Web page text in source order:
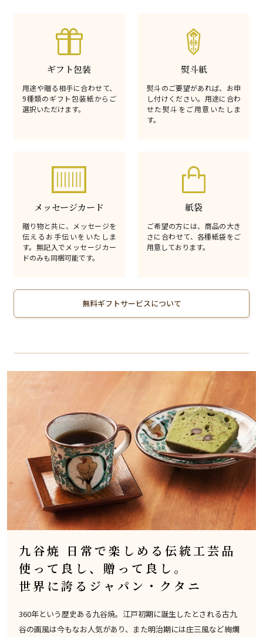
ギフト包装
用途や贈る相手に合わせて、
9種類のギフト包装紙からご
選択いただけます。
熨斗紙
熨斗のご要望があれば、お申
し付けください。用途に合わ
せた熨斗をご用意いたしま
す。
メッセージカード
贈り物と共に、メッセージを
伝えるお手伝いをいたしま
す。無記入でメッセージカー
ドのみも同梱可能です。
紙袋
ご希望の方には、商品の大き
さに合わせて、各種紙袋をご
用意しております。
無料ギフトサービスについて
九谷焼 日常で楽しめる伝統工芸品
使って良し、贈って良し。
世界に誇るジャパン・クタニ
360年という歴史ある九谷焼。江戸初期に誕生したとされる古九
谷の画風は今もなお人気があり、また明治期には庄三風など絢爛